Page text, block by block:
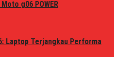
g06 POWER
Laptop Terjangkau Performa